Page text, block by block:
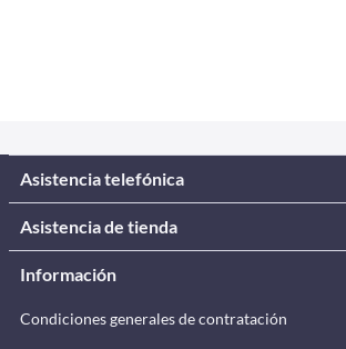
Asistencia telefónica
Asistencia de tienda
Información
Condiciones generales de contratación